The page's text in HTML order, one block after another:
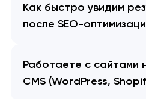
Как быстро увидим
после SEO-
Работаете с сайтами
CMS (WordPress,